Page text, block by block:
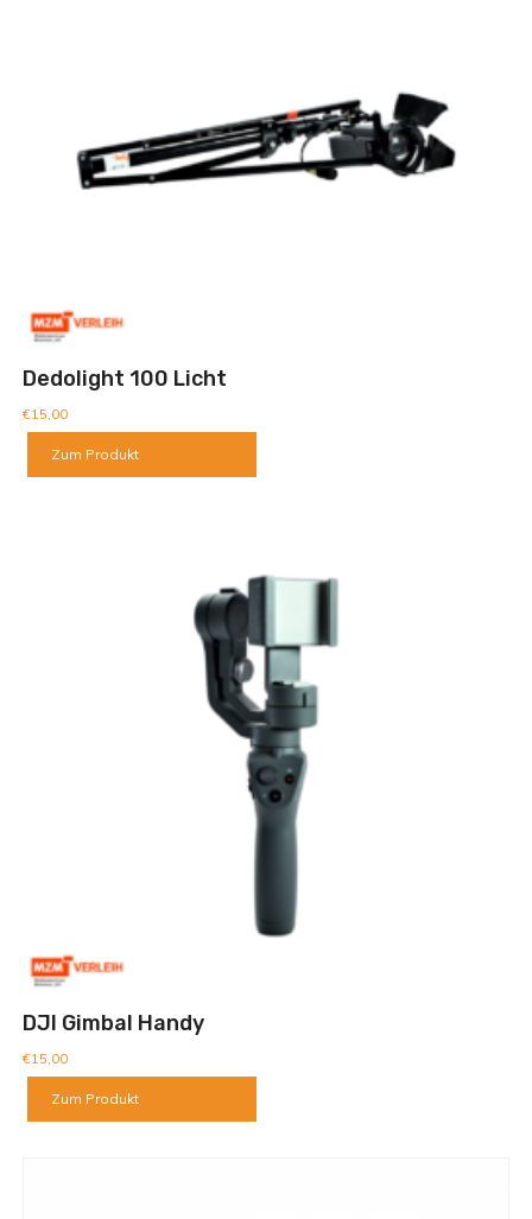
Dedolight 100 Licht
€15,00
Zum Produkt
DJI Gimbal Handy
€15,00
Zum Produkt